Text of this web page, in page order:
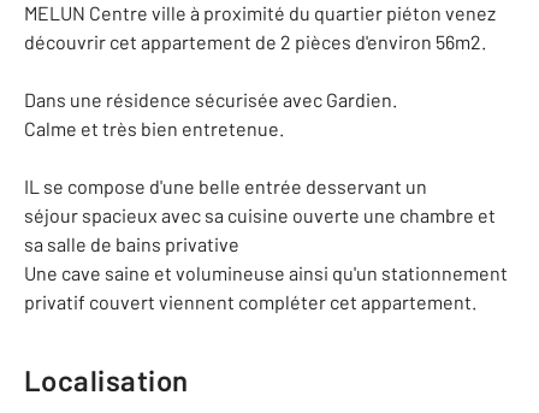
MELUN Centre ville à proximité du quartier piéton venez
découvrir cet appartement de 2 pièces d'environ 56m2.
Dans une résidence sécurisée avec Gardien.
Calme et très bien entretenue.
IL se compose d'une belle entrée desservant un
séjour spacieux avec sa cuisine ouverte une chambre et
sa salle de bains privative
Une cave saine et volumineuse ainsi qu'un stationnement
privatif couvert viennent compléter cet appartement.
Localisation